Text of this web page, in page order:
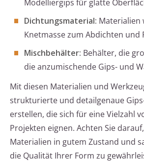
Modelliergips für glatte
Dichtungsmaterial: Materialien
Knetmasse zum Abdichten und
Mischbehälter: Behälter, die
die anzumischende Gips- und
Mit diesen Materialien und
strukturierte und detailgenaue
erstellen, die sich für eine Vielzahl
Projekten eignen. Achten Sie
Materialien in gutem Zustand und
die Qualität Ihrer Form zu